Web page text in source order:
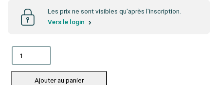
Les prix ne sont visibles qu'après l'inscription.
Vers le login
Ajouter au panier